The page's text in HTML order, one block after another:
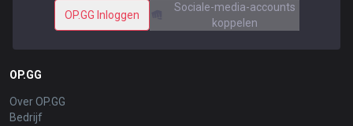
OP.GG Inloggen
Sociale-media-accounts
koppelen
OP.GG
Over OP.GG
Bedrijf